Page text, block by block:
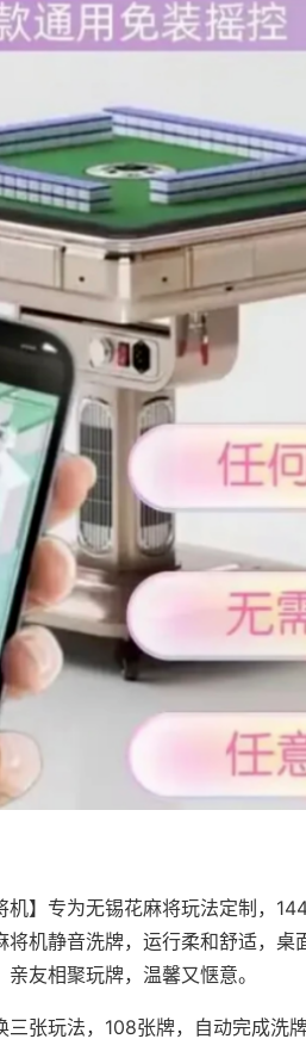
机】专为无锡花麻将玩法定制，
机静音洗牌，运行柔和舒适，桌
友相聚玩牌，温馨又惬意。
张玩法，108张牌，自动完成洗